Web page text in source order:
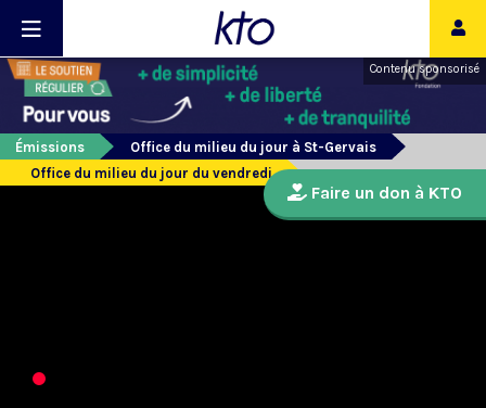
Contenu sponsorisé
Émissions
Office du milieu du jour à St-Gervais
Office du milieu du jour du vendredi
Faire un don à KTO